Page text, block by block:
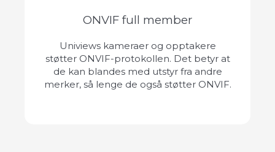
ONVIF full member
Univiews kameraer og opptakere
støtter ONVIF-protokollen. Det betyr at
de kan blandes med utstyr fra andre
merker, så lenge de også støtter ONVIF.